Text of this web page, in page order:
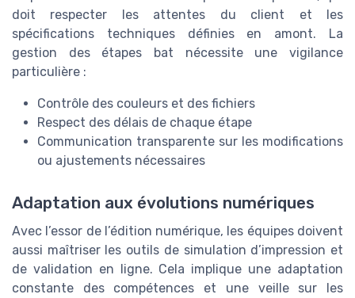
doit respecter les attentes du client et les
spécifications techniques définies en amont. La
gestion des étapes bat nécessite une vigilance
particulière :
Contrôle des couleurs et des fichiers
Respect des délais de chaque étape
Communication transparente sur les modifications
ou ajustements nécessaires
Adaptation aux évolutions numériques
Avec l’essor de l’édition numérique, les équipes doivent
aussi maîtriser les outils de simulation d’impression et
de validation en ligne. Cela implique une adaptation
constante des compétences et une veille sur les